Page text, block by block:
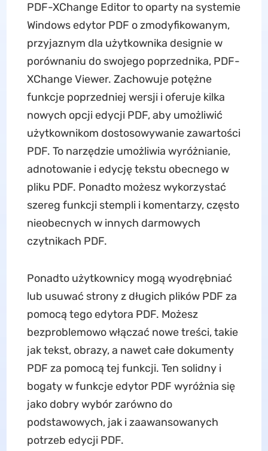
PDF-XChange Editor to oparty na systemie
Windows edytor PDF o zmodyfikowanym,
przyjaznym dla użytkownika designie w
porównaniu do swojego poprzednika, PDF-
XChange Viewer. Zachowuje potężne
funkcje poprzedniej wersji i oferuje kilka
nowych opcji edycji PDF, aby umożliwić
użytkownikom dostosowywanie zawartości
PDF. To narzędzie umożliwia wyróżnianie,
adnotowanie i edycję tekstu obecnego w
pliku PDF. Ponadto możesz wykorzystać
szereg funkcji stempli i komentarzy, często
nieobecnych w innych darmowych
czytnikach PDF.
Ponadto użytkownicy mogą wyodrębniać
lub usuwać strony z długich plików PDF za
pomocą tego edytora PDF. Możesz
bezproblemowo włączać nowe treści, takie
jak tekst, obrazy, a nawet całe dokumenty
PDF za pomocą tej funkcji. Ten solidny i
bogaty w funkcje edytor PDF wyróżnia się
jako dobry wybór zarówno do
podstawowych, jak i zaawansowanych
potrzeb edycji PDF.